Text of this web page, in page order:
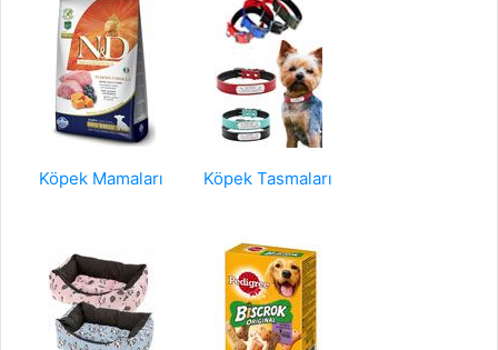
Köpek Mamaları Köpek Tasmaları